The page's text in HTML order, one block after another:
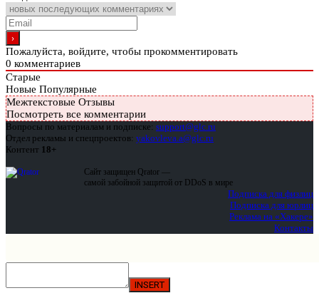
Пожалуйста, войдите, чтобы прокомментировать
0 комментариев
Старые
Новые Популярные
Межтекстовые Отзывы
Посмотреть все комментарии
Вопросы по материалам и подписке: support@glc.ru
Отдел рекламы и спецпроектов: yakovleva.a@glc.ru
Контент 18+
Сайт защищен Qrator —
самой забойной защитой от DDoS в мире
Подписка для физлиц
Подписка для юрлиц
Реклама на «Хакере»
Контакты
INSERT